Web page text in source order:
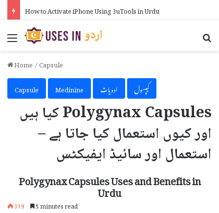
How to Activate iPhone Using 3uTools in Urdu
Menu
Home/Capsule
Capsule
Medinine ادویات کیپسول
Polygynax Capsules کیا ہیں
اور کیوں استعمال کیا جاتا ہے –
استعمال اور سائیڈ ایفیکٹس
Polygynax Capsules Uses and Benefits in
Urdu
319 5 minutes read